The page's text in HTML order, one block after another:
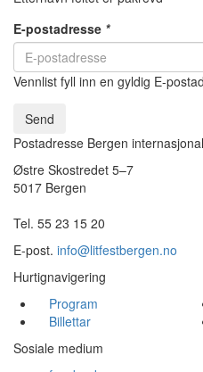
E-postadresse *
Vennlist fyll inn en gyldig E-
Send
Postadresse Bergen
Østre Skostredet 5–7
5017 Bergen
Tel. 55 23 15 20
E-post. info@litfestbergen.no
Hurtignavigering
Program
Billettar
Sosiale medium